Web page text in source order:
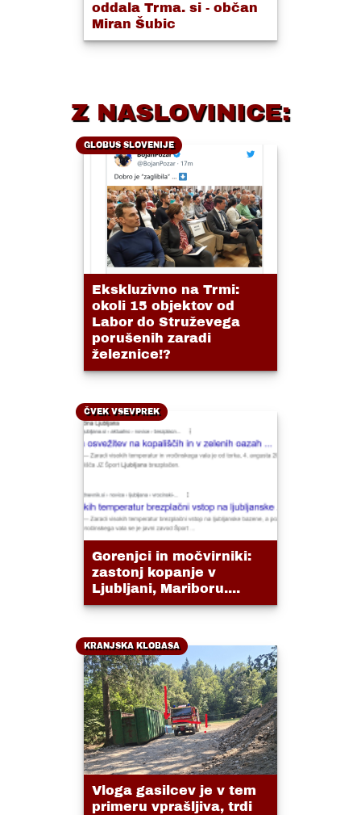
oddala Trma. si - občan
Miran Šubic
Z NASLOVINICE:
GLOBUS SLOVENIJE
Ekskluzivno na Trmi:
okoli 15 objektov od
Labor do Struževega
porušenih zaradi
železnice!?
ČVEK VSEVPREK
Gorenjci in močvirniki:
zastonj kopanje v
Ljubljani, Mariboru....
KRANJSKA KLOBASA
Vloga gasilcev je v tem
primeru vprašljiva, trdi